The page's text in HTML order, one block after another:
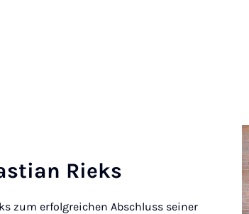
Rieks
zum erfolgreichen Abschluss seiner